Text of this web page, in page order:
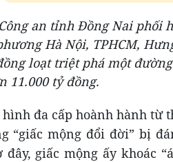
an tỉnh Đồng Nai phối
Hà Nội, TPHCM,
loạt triệt phá một
11.000 tỷ đồng.
đa cấp hoành hành từ
“giấc mộng đổi đời” bị
giấc mộng ấy khoác